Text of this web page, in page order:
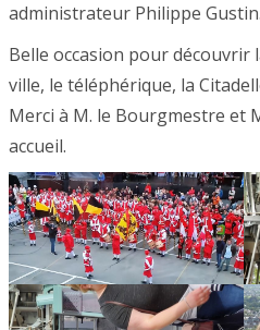
administrateur Philippe Gustin.
Belle occasion pour
ville, le téléphérique, la
Merci à M. le Bourgmestre et
accueil.